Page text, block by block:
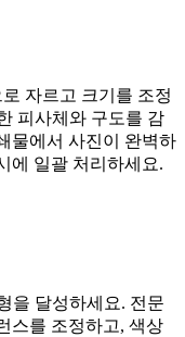
자르고 크기를 조정
피사체와 구도를 감
물에서 사진이 완벽하
에 일괄 처리하세요.
을 달성하세요. 전문
스를 조정하고, 색상